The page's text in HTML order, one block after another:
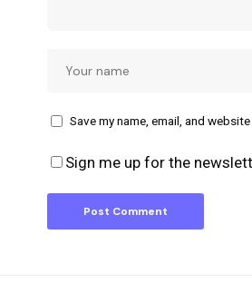
Save my name, email, and
Sign me up for the